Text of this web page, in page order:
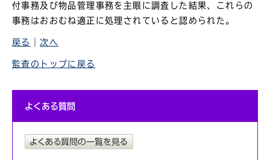
付事務及び物品管理事務を主眼に調査した結果、これらの
事務はおおむね適正に処理されていると認められた。
戻る 次へ
監査のトップに戻る
よくある質問